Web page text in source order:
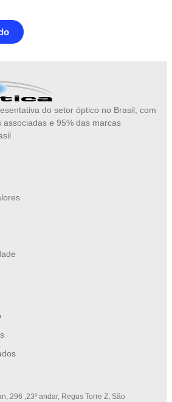
do setor óptico no Brasil, com
associadas e 95% das marcas
296 ,23º andar, Regus Torre Z, São